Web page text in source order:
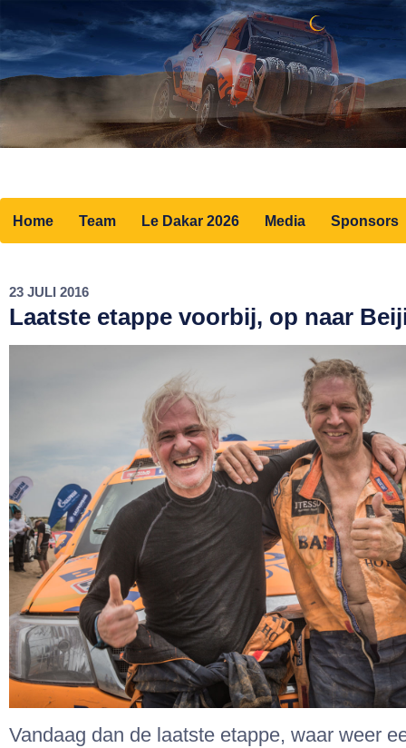
Home Team Le Dakar 2026 Media Sponsors
23 JULI 2016
Laatste etappe voorbij, op naar
Vandaag dan de laatste etappe, waar weer